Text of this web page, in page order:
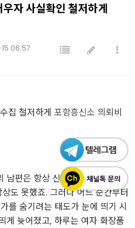
자 사실확인 철저하게
06:57
집 철저하게 포항흥신소 의뢰비
남편은 항상 신뢰가 가는 사람으
도 못했죠. 그러나 어느 순간부터
를 숨기려는 태도가 눈에 띄기 시
게 늦어졌고, 하루는 여자 화장품